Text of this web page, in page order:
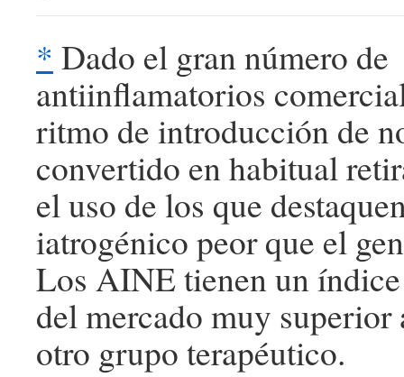
* Dado el gran número de
antiinflamatorios
ritmo de introducción de
convertido en habitual
el uso de los que
iatrogénico peor que el
Los AINE tienen un
del mercado muy
otro grupo terapéutico.